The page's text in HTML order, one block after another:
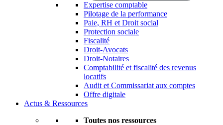
Expertise comptable
Pilotage de la performance
Paie, RH et Droit social
Protection sociale
Fiscalité
Droit-Avocats
Droit-Notaires
Comptabilité et fiscalité des revenus
locatifs
Audit et Commissariat aux comptes
Offre digitale
Actus & Ressources
Toutes nos ressources